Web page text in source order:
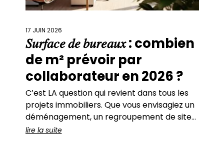
17 JUIN 2026
𝑆𝑢𝑟𝑓𝑎𝑐𝑒 𝑑𝑒 𝑏𝑢𝑟𝑒𝑎𝑢𝑥 : combien
de m² prévoir par
collaborateur en 2026 ?
C’est LA question qui revient dans tous les
projets immobiliers. Que vous envisagiez un
déménagement, un regroupement de sites,
une renégociation de bail ou simplement un
lire la suite